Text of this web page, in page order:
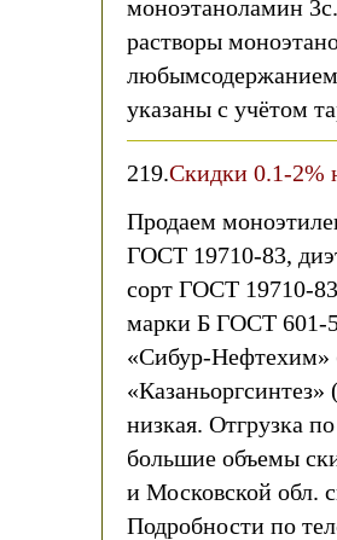
моноэтаноламин
растворы
указаны с учётом
219.Скидки 0.1-
Продаем
ГОСТ 19710-83,
сорт ГОСТ 19710-
марки Б ГОСТ 601-
«Сибур-
низкая. Отгрузка
большие объемы
и Московской обл.
Подробности по